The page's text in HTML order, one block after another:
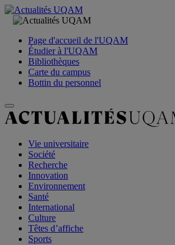
Page d'accueil de l'UQAM
Étudier à l'UQAM
Bibliothèques
Carte du campus
Bottin du personnel
Vie universitaire
Société
Recherche
Innovation
Environnement
Santé
International
Culture
Têtes d’affiche
Sports